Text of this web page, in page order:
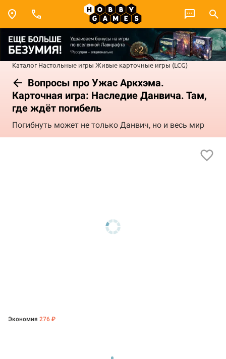
Каталог Настольные игры Живые карточные игры (LCG)
Вопросы про Ужас Аркхэма.
Карточная игра: Наследие Данвича. Там,
где ждёт погибель
Погибнуть может не только Данвич, но и весь мир
Экономия 276 ₽